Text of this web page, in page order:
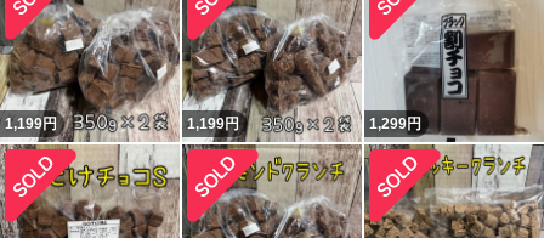
1,199円 1,199円 1,299円